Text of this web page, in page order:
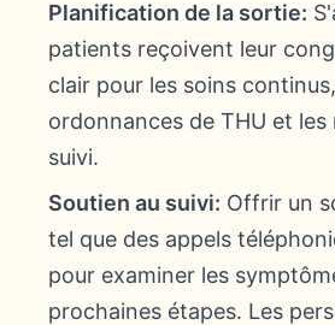
Planification de la sortie:
patients reçoivent leur
clair pour les soins
ordonnances de THU et
suivi.
Soutien au suivi: Offrir un
tel que des appels
pour examiner les
prochaines étapes. Les